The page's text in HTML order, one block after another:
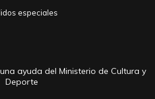
especiales
ayuda del Ministerio de Cultura y
Deporte